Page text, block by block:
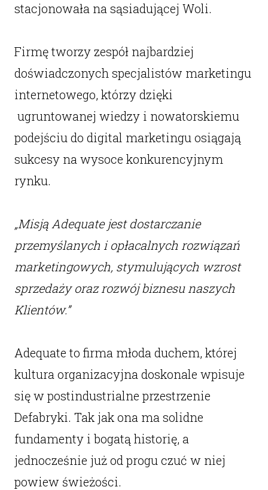
stacjonowała na sąsiadującej Woli.
Firmę tworzy zespół najbardziej
doświadczonych specjalistów marketingu
internetowego, którzy dzięki
ugruntowanej wiedzy i nowatorskiemu
podejściu do digital marketingu osiągają
sukcesy na wysoce konkurencyjnym
rynku.
„Misją Adequate jest dostarczanie
przemyślanych i opłacalnych rozwiązań
marketingowych, stymulujących wzrost
sprzedaży oraz rozwój biznesu naszych
Klientów.”
Adequate to firma młoda duchem, której
kultura organizacyjna doskonale wpisuje
się w postindustrialne przestrzenie
Defabryki. Tak jak ona ma solidne
fundamenty i bogatą historię, a
jednocześnie już od progu czuć w niej
powiew świeżości.